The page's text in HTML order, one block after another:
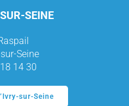
SEINE
Seine
14 30
sur-Seine